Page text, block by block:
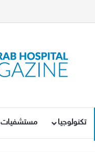
تكنولوجيا مستشفيات